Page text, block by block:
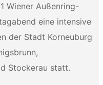
Wiener Außenring-
eine intensive
der Stadt Korneuburg
Stockerau statt.